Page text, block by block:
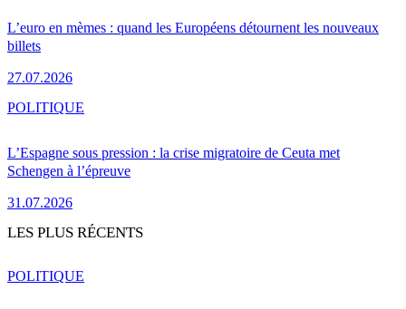
L’euro en mèmes : quand les Européens détournent les nouveaux
billets
27.07.2026
L’Espagne sous pression : la crise migratoire de Ceuta met
Schengen à l’épreuve
31.07.2026
POLITIQUE
LES PLUS RÉCENTS
POLITIQUE